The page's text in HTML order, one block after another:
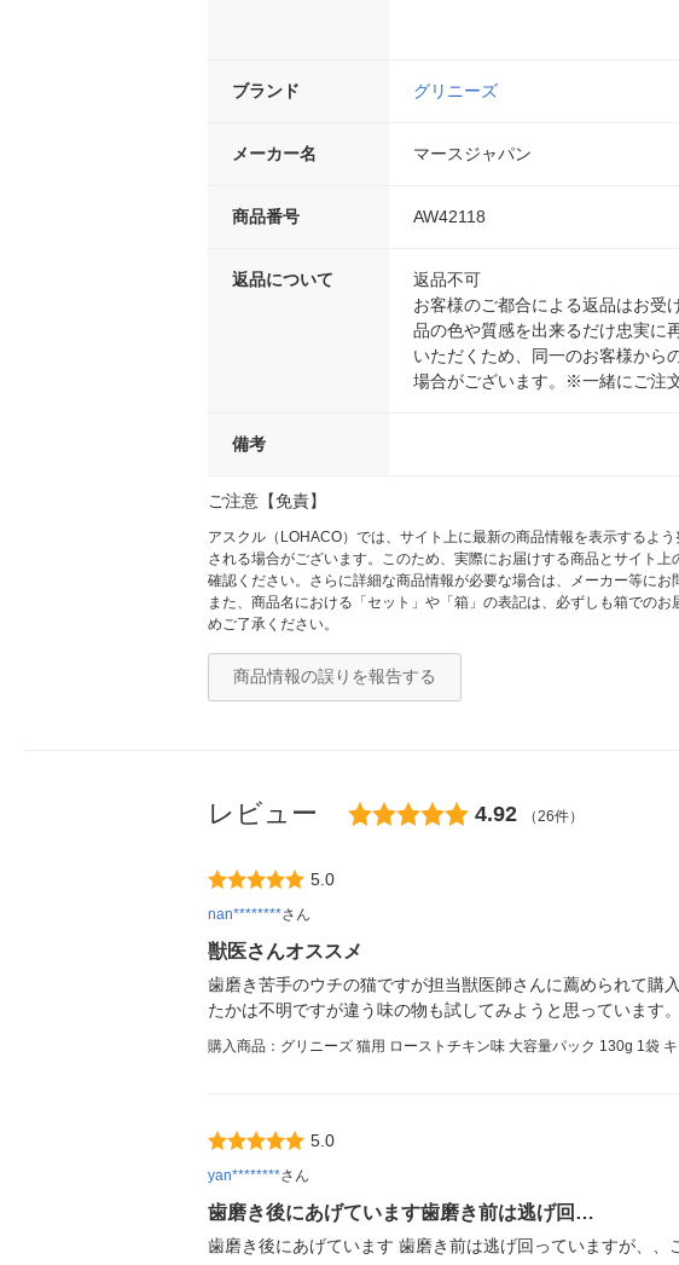
ブランド グリニーズ
メーカー名 マースジャパン
商品番号 AW42118
返品について
返品不可
お客様のご都合による返品はお
品の色や質感を出来るだけ忠実に
いただくため、同一のお客様から
場合がございます。※一緒にご注
備考
ご注意【免責】
アスクル（LOHACO）では、サイト上に最新の商品情報を表示するよ
される場合がございます。このため、実際にお届けする商品とサイト
確認ください。さらに詳細な商品情報が必要な場合は、メーカー等にお
また、商品名における「セット」や「箱」の表記は、必ずしも箱での
めご了承ください。
商品情報の誤りを報告する
レビュー 4.92 （26件）
5.0
nan********さん
獣医さんオススメ
歯磨き苦手のウチの猫ですが担当獣医師さんに薦められて購
たかは不明ですが違う味の物も試してみようと思っています。
購入商品：グリニーズ 猫用 ローストチキン味 大容量パック 130g 1袋
5.0
yan********さん
歯磨き後にあげています歯磨き前は逃げ回…
歯磨き後にあげています 歯磨き前は逃げ回っていますが、